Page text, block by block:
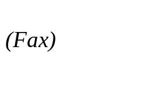
(Fax)